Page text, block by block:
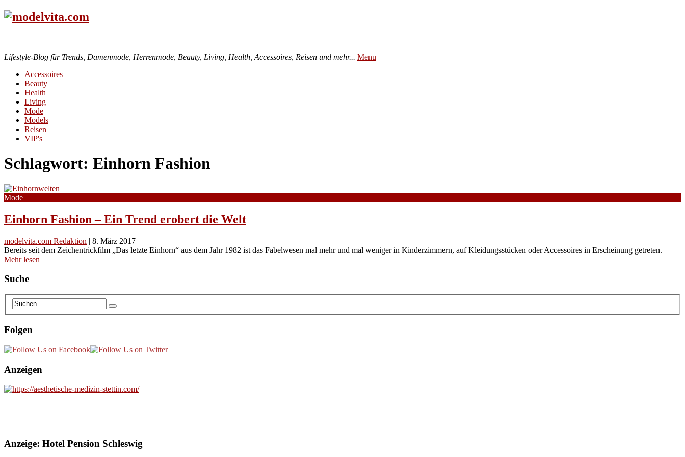
Lifestyle-Blog für Trends, Damenmode, Herrenmode, Beauty, Living, Health, Accessoires, Reisen und mehr... Menu
Accessoires
Beauty
Health
Living
Mode
Models
Reisen
VIP's
Schlagwort: Einhorn Fashion
Mode
Einhorn Fashion – Ein Trend erobert die Welt
modelvita.com Redaktion | 8. März 2017
Bereits seit dem Zeichentrickfilm „Das letzte Einhorn“ aus dem Jahr 1982 ist das Fabelwesen mal mehr und mal weniger in Kinderzimmern, auf Kleidungsstücken oder Accessoires in Erscheinung getreten.
Mehr lesen
Suche
Folgen
Anzeigen
Anzeige: Hotel Pension Schleswig